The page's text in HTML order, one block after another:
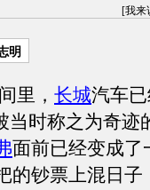
[我来
明
里， 长城汽车
当时称之为奇迹
面前已经变成了
的钞票上混日子